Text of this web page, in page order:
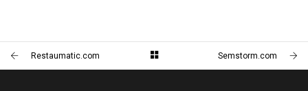
Restaumatic.com Semstorm.com